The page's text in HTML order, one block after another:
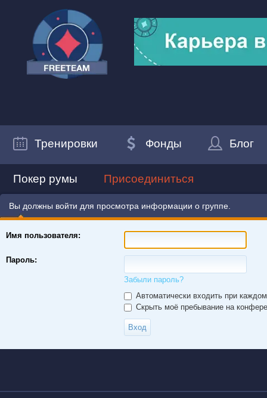
Тренировки Фонды Блог
Покер румы Присоединиться
Вы должны войти для просмотра информации о группе.
Имя пользователя:
Пароль:
Забыли пароль?
Автоматически входить при
Скрыть моё пребывание на